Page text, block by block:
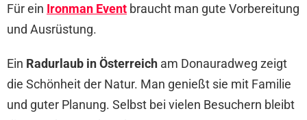
Für ein Ironman Event braucht man gute Vorbereitung
und Ausrüstung.
Ein Radurlaub in Österreich am Donauradweg zeigt
die Schönheit der Natur. Man genießt sie mit Familie
und guter Planung. Selbst bei vielen Besuchern bleibt